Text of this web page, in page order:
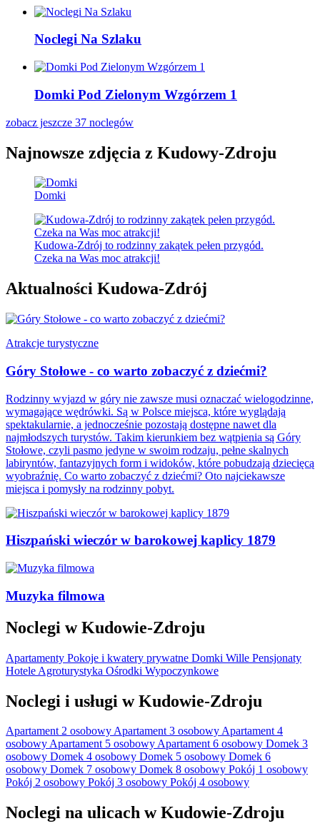
Noclegi Na Szlaku
Domki Pod Zielonym Wzgórzem 1
zobacz jeszcze 37 noclegów
Najnowsze zdjęcia z Kudowy-Zdroju
Domki
Kudowa-Zdrój to rodzinny zakątek pełen przygód.
Czeka na Was moc atrakcji!
Aktualności Kudowa-Zdrój
Atrakcje turystyczne
Góry Stołowe - co warto zobaczyć z dziećmi?
Rodzinny wyjazd w góry nie zawsze musi oznaczać wielogodzinne,
wymagające wędrówki. Są w Polsce miejsca, które wyglądają
spektakularnie, a jednocześnie pozostają dostępne nawet dla
najmłodszych turystów. Takim kierunkiem bez wątpienia są Góry
Stołowe, czyli pasmo jedyne w swoim rodzaju, pełne skalnych
labiryntów, fantazyjnych form i widoków, które pobudzają dziecięcą
wyobraźnię. Co warto zobaczyć z dziećmi? Oto najciekawsze
miejsca i pomysły na rodzinny pobyt.
Hiszpański wieczór w barokowej kaplicy 1879
Muzyka filmowa
Noclegi w Kudowie-Zdroju
Apartamenty Pokoje i kwatery prywatne Domki Wille Pensjonaty
Hotele Agroturystyka Ośrodki Wypoczynkowe
Noclegi i usługi w Kudowie-Zdroju
Apartament 2 osobowyApartament 3 osobowyApartament 4
osobowyApartament 5 osobowyApartament 6 osobowy Domek 3
osobowy Domek 4 osobowy Domek 5 osobowy Domek 6
osobowy Domek 7 osobowy Domek 8 osobowy Pokój 1 osobowy
Pokój 2 osobowy Pokój 3 osobowy Pokój 4 osobowy
Noclegi na ulicach w Kudowie-Zdroju